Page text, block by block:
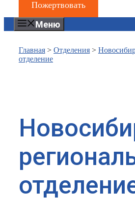
Пожертвовать
Меню
Главная > Отделения >
отделение